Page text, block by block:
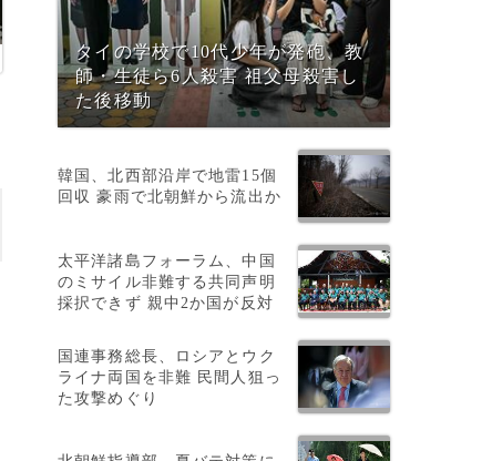
タイの学校で10代少年が発砲、教
師・生徒ら6人殺害 祖父母殺害し
た後移動
韓国、北西部沿岸で地雷15個
回収 豪雨で北朝鮮から流出か
太平洋諸島フォーラム、中国
のミサイル非難する共同声明
採択できず 親中2か国が反対
国連事務総長、ロシアとウク
ライナ両国を非難 民間人狙っ
た攻撃めぐり